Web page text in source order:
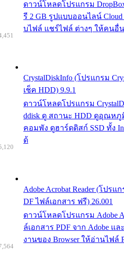
ดาวน์โหลดโปรแกรม
รี 2 GB รูปแบบออนไลน์
บไฟล์ แชร์ไฟล์ ต่างๆ ให้คนอื่
CrystalDiskInfo (โปรแกรม
เช็ค HDD) 9.9.1
ดาวน์โหลดโปรแกรม
ddisk ดู สถานะ HDD ดูอุณหภู
คอมพัง ดูฮาร์ดดิสก์ SSD ทั้ง
ด้
Adobe Acrobat Reader (โปร
DF ไฟล์เอกสาร ฟรี) 26.001
ดาวน์โหลดโปรแกรม Adobe
ล์เอกสาร PDF จาก Adobe แ
งานของ Browser ให้อ่านไฟล์